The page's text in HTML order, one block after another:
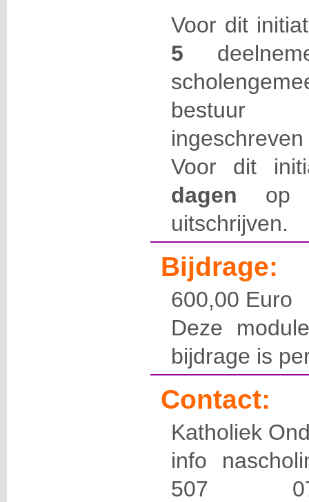
Voor dit
5
bestuur
Voor dit
dagen op
uitschrijven.
Bijdrage:
600,00 Euro
Deze
bijdrage is
Contact:
Katholiek
info
507